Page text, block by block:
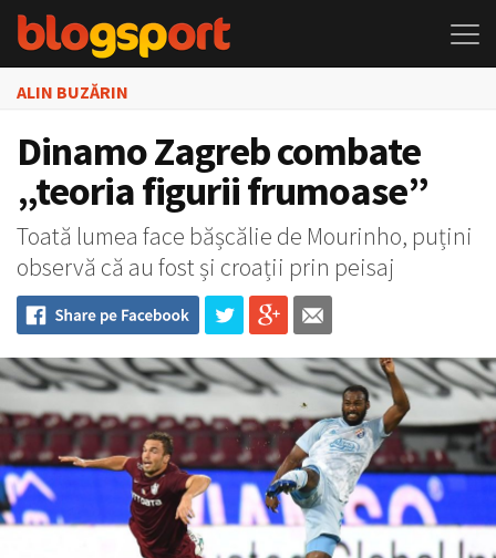
ALIN BUZĂRIN
Dinamo Zagreb combate
„teoria figurii frumoase”
Toată lumea face bășcălie de Mourinho, puțini
observă că au fost și croații prin peisaj